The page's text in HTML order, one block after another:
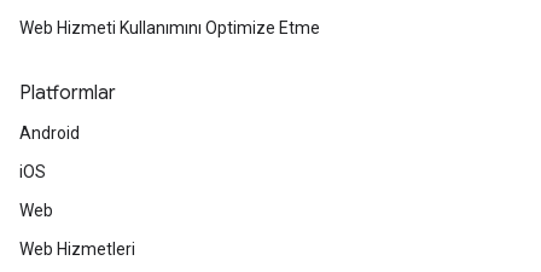
Web Hizmeti Kullanımını Optimize Etme
Platformlar
Android
iOS
Web
Web Hizmetleri